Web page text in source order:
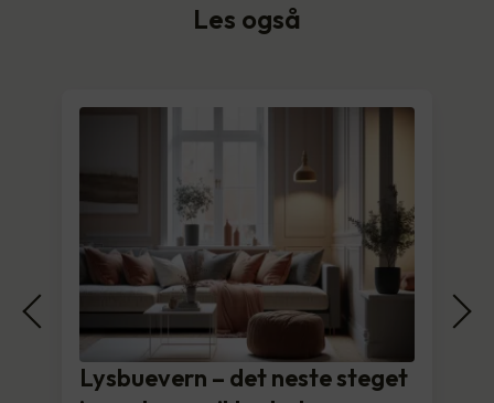
Les også
Lysbuevern – det neste steget